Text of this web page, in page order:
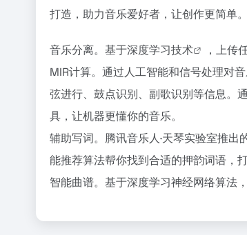
打造，助力音乐爱好者，让创作更简单
音乐分离。基于深度学习技术
，上传
MIR计算。通过人工智能和信号处理对
弦进行、鼓点识别、副歌识别等信息。
具，让机器更懂你的音乐。
辅助写词。腾讯音乐人·天琴实验室推
能推荐算法帮你找到合适的押韵词语，打
智能曲谱。基于深度学习神经网络算法